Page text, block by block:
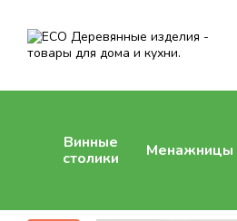
Винные
столики
Менажницы